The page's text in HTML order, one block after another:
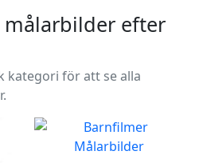
efter
kategori för att se alla